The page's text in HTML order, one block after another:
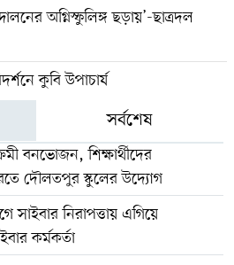
অগ্নিস্ফুলিঙ্গ ছড়ায়’-ছাত্রদল
কুবি উপাচার্য
সর্বশেষ
বনভোজন, শিক্ষার্থীদের
দৌলতপুর স্কুলের উদ্যোগ
সাইবার নিরাপত্তায় এগিয়ে
কর্মকর্তা